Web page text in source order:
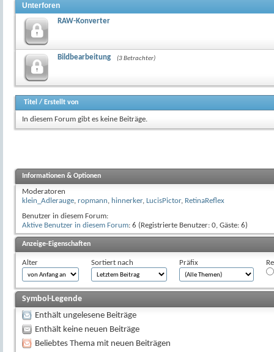
Unterforen
RAW-Konverter
Bildbearbeitung (3 Betrachter)
Titel / Erstellt von
In diesem Forum gibt es keine Beiträge.
Informationen & Optionen
Moderatoren
klein_Adlerauge, ropmann, hinnerker, LucisPictor, RetinaReflex
Benutzer in diesem Forum:
Aktive Benutzer in diesem Forum: 6 (Registrierte Benutzer: 0, Gäste: 6)
Anzeige-Eigenschaften
Alter Sortiert nach Präfix
Symbol-Legende
Enthält ungelesene Beiträge
Enthält keine neuen Beiträge
Beliebtes Thema mit neuen Beiträgen